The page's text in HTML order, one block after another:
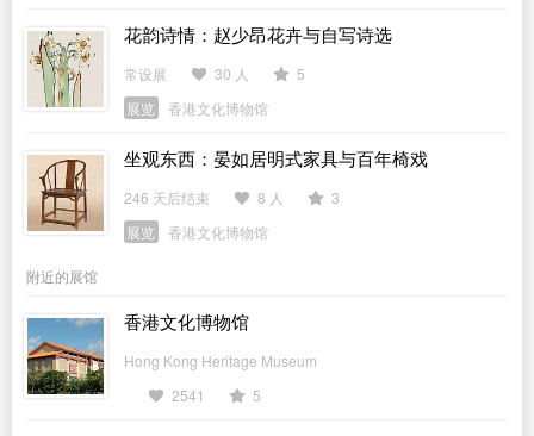
花韵诗情：赵少昂花卉与自写诗选
常设展 30 人
5
展览
香港文化博物馆
坐观东西：晏如居明式家具与百年椅戏
246 天后结束 8 人
3
展览
香港文化博物馆
附近的展馆
香港文化博物馆
Hong Kong Heritage Museum
2541
5